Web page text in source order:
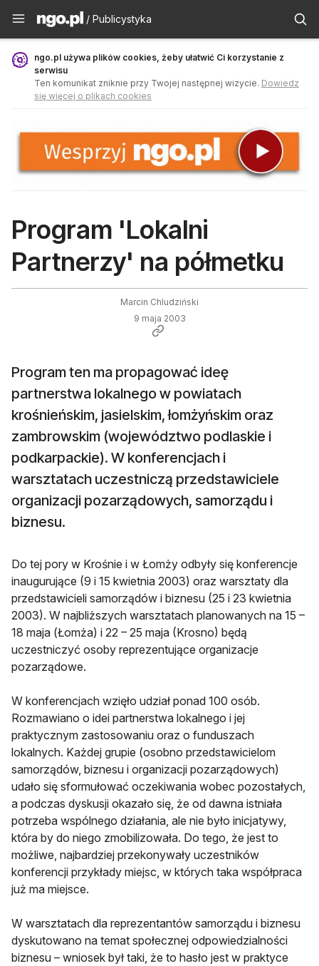
Publicystyka - ngo.pl
/ Publicystyka
ngo.pl używa plików cookies, żeby ułatwić Ci korzystanie z
serwisu
Ten komunikat zniknie przy Twojej następnej wizycie. Dowiedz
się więcej o plikach cookies
Program 'Lokalni
Partnerzy' na półmetku
Marcin Chludziński
9 maja 2003
Program ten ma propagować ideę
partnerstwa lokalnego w powiatach
krośnieńskim, jasielskim, łomżyńskim oraz
zambrowskim (województwo podlaskie i
podkarpackie). W konferencjach i
warsztatach uczestniczą przedstawiciele
organizacji pozarządowych, samorządu i
biznesu.
Do tej pory w Krośnie i w Łomży odbyły się konferencje
inaugurujące (9 i 15 kwietnia 2003) oraz warsztaty dla
przedstawicieli samorządów i biznesu (25 i 23 kwietnia
2003). W najbliższych warsztatach planowanych na 15 –
18 maja (Łomża) i 22 – 25 maja (Krosno) będą
uczestniczyć osoby reprezentujące organizacje
pozarządowe.
W konferencjach wzięło udział ponad 100 osób.
Rozmawiano o idei partnerstwa lokalnego i jej
praktycznym zastosowaniu oraz o funduszach
lokalnych. Każdej grupie (osobno przedstawicielom
samorządów, biznesu i organizacji pozarządowych)
udało się sformułować oczekiwania wobec pozostałych,
a podczas dyskusji okazało się, że od dawna istniała
potrzeba wspólnego działania, ale nie było inicjatywy,
która by do niego zmobilizowała. Do tego, że jest to
możliwe, najbardziej przekonywały uczestników
konferencji przykłady miejsc, w których taka współpraca
już ma miejsce.
W warsztatach dla reprezentantów samorządu i biznesu
dyskutowano na temat społecznej odpowiedzialności
biznesu – wniosek był taki, że to hasło jest w praktyce